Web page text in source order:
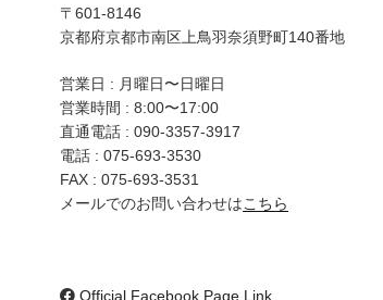
〒601-8146
京都府京都市南区上鳥羽奈須野町140番地
営業日 : 月曜日〜日曜日
営業時間 : 8:00〜17:00
直通電話 : 090-3357-3917
電話 : 075-693-3530
FAX : 075-693-3531
メールでのお問い合わせはこちら
Official Facebook Page Link